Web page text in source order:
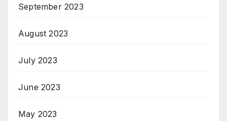
September 2023
August 2023
July 2023
June 2023
May 2023